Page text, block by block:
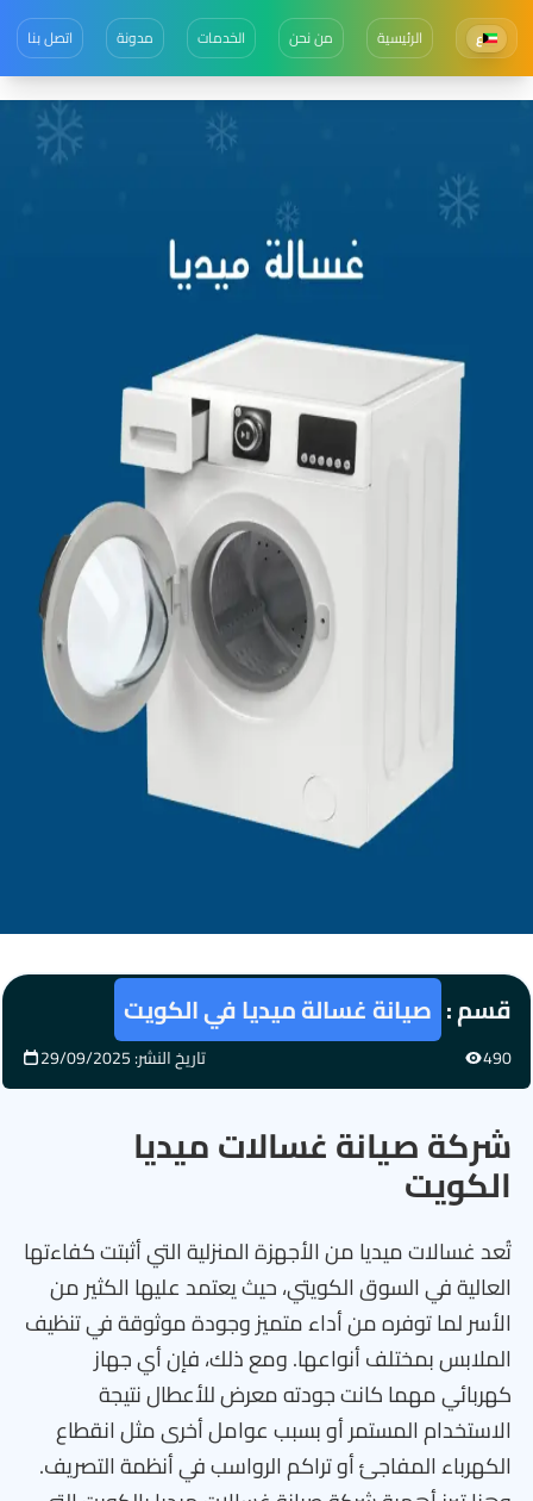
ع الرئيسية من نحن الخدمات مدونة اتصل بنا
قسم : صيانة غسالة ميديا في الكويت
490 تاريخ النشر: 29/09/2025
شركة صيانة غسالات ميديا
الكويت
تُعد غسالات ميديا من الأجهزة المنزلية التي أثبتت كفاءتها
العالية في السوق الكويتي، حيث يعتمد عليها الكثير من
الأسر لما توفره من أداء متميز وجودة موثوقة في تنظيف
الملابس بمختلف أنواعها. ومع ذلك، فإن أي جهاز
كهربائي مهما كانت جودته معرض للأعطال نتيجة
الاستخدام المستمر أو بسبب عوامل أخرى مثل انقطاع
الكهرباء المفاجئ أو تراكم الرواسب في أنظمة التصريف.